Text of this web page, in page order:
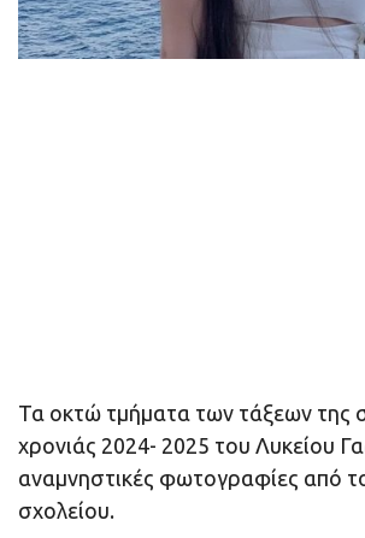
Τα οκτώ τμήματα των τάξεων της
χρονιάς 2024- 2025 του Λυκείου
αναμνηστικές φωτογραφίες από
σχολείου.